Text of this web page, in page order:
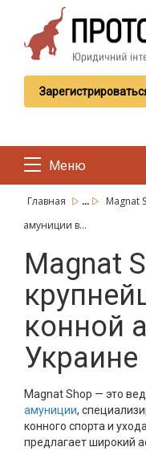
Меню
Главная ...
Magnat
амуниции в...
Magnat
конной
Украине
Magnat Shop — это
амуниции,
конного спорта и
предлагает широкий